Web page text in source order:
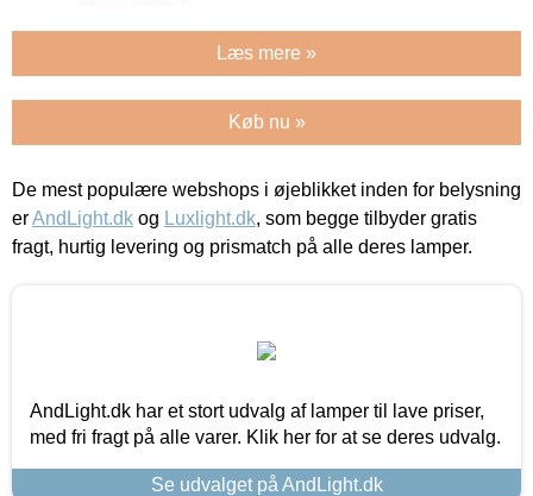
Læs mere »
Køb nu »
De mest populære webshops i øjeblikket inden for belysning
erAndLight.dk og Luxlight.dk, som begge tilbyder gratis
fragt, hurtig levering og prismatch på alle deres lamper.
AndLight.dk har et stort udvalg af lamper til lave priser,
med fri fragt på alle varer. Klik her for at se deres udvalg.
Se udvalget på AndLight.dk